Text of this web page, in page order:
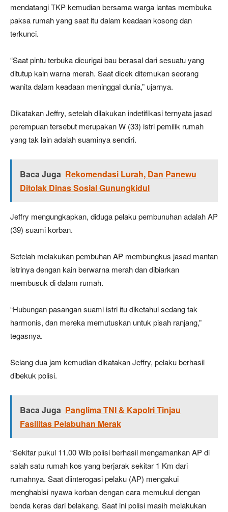
mendatangi TKP kemudian bersama warga lantas membuka
paksa rumah yang saat itu dalam keadaan kosong dan
terkunci.
“Saat pintu terbuka dicurigai bau berasal dari sesuatu yang
ditutup kain warna merah. Saat dicek ditemukan seorang
wanita dalam keadaan meninggal dunia,” ujarnya.
Dikatakan Jeffry, setelah dilakukan indetifikasi ternyata jasad
perempuan tersebut merupakan W (33) istri pemilik rumah
yang tak lain adalah suaminya sendiri.
Baca Juga Rekomendasi Lurah, Dan Panewu
Ditolak Dinas Sosial Gunungkidul
Jeffry mengungkapkan, diduga pelaku pembunuhan adalah AP
(39) suami korban.
Setelah melakukan pembuhan AP membungkus jasad mantan
istrinya dengan kain berwarna merah dan dibiarkan
membusuk di dalam rumah.
“Hubungan pasangan suami istri itu diketahui sedang tak
harmonis, dan mereka memutuskan untuk pisah ranjang,”
tegasnya.
Selang dua jam kemudian dikatakan Jeffry, pelaku berhasil
dibekuk polisi.
Baca Juga Panglima TNI & Kapolri Tinjau
Fasilitas Pelabuhan Merak
“Sekitar pukul 11.00 Wib polisi berhasil mengamankan AP di
salah satu rumah kos yang berjarak sekitar 1 Km dari
rumahnya. Saat diinterogasi pelaku (AP) mengakui
menghabisi nyawa korban dengan cara memukul dengan
benda keras dari belakang. Saat ini polisi masih melakukan